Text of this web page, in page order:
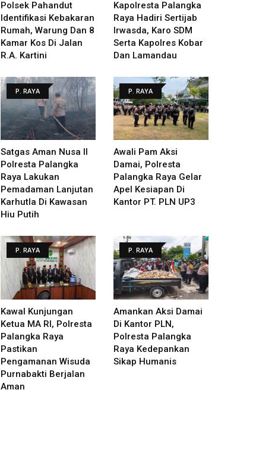
Polsek Pahandut
Identifikasi Kebakaran
Rumah, Warung Dan 8
Kamar Kos Di Jalan
R.A. Kartini
Kapolresta Palangka
Raya Hadiri Sertijab
Irwasda, Karo SDM
Serta Kapolres Kobar
Dan Lamandau
P. RAYA
Satgas Aman Nusa II
Polresta Palangka
Raya Lakukan
Pemadaman Lanjutan
Karhutla Di Kawasan
Hiu Putih
P. RAYA
Awali Pam Aksi
Damai, Polresta
Palangka Raya Gelar
Apel Kesiapan Di
Kantor PT. PLN UP3
P. RAYA
Kawal Kunjungan
Ketua MA RI, Polresta
Palangka Raya
Pastikan
Pengamanan Wisuda
Purnabakti Berjalan
Aman
P. RAYA
Amankan Aksi Damai
Di Kantor PLN,
Polresta Palangka
Raya Kedepankan
Sikap Humanis